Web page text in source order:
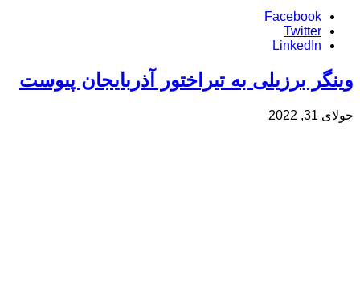
Facebook
Twitter
LinkedIn
وینگر برزیلی به تیراختور آذربایجان پیوست
جولای 31, 2022